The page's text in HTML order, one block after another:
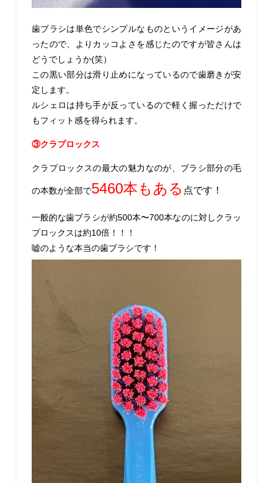
歯ブラシは単色でシンプルなものというイメージがあ
ったので、よりカッコよさを感じたのですが皆さんは
どうでしょうか(笑）
この黒い部分は滑り止めになっているので歯磨きが安
定します。
ルシェロは持ち手が反っているので軽く握っただけで
もフィット感を得られます。
③クラプロックス
クラプロックスの最大の魅力なのが、ブラシ部分の毛
の本数が全部で5460本もある 点です！
一般的な歯ブラシが約500本〜700本なのに対しクラッ
プロックスは約10倍！！！
嘘のような本当の歯ブラシです！